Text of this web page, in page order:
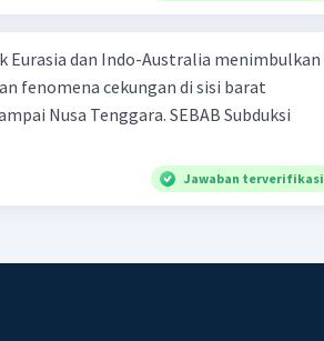
Eurasia dan Indo-Australia menimbulkan
fenomena cekungan di sisi barat
Tenggara. SEBAB Subduksi
Jawaban terverifikasi